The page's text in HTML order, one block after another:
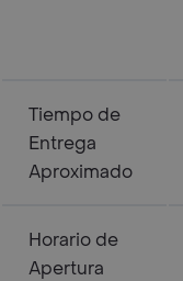
Tiempo de
Entrega
Aproximado
Horario de
Apertura